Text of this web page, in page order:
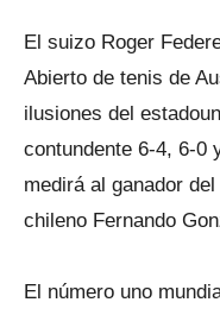
El suizo Roger
Abierto de tenis de
ilusiones del
contundente 6-4, 6-0
medirá al ganador
chileno Fernando
El número uno